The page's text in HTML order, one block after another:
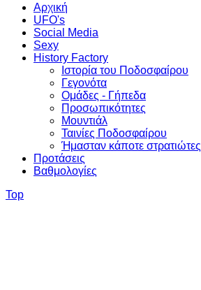
Αρχική
UFO's
Social Media
Sexy
History Factory
Ιστορία του Ποδοσφαίρου
Γεγονότα
Ομάδες - Γήπεδα
Προσωπικότητες
Μουντιάλ
Ταινίες Ποδοσφαίρου
Ήμασταν κάποτε στρατιώτες
Προτάσεις
Βαθμολογίες
Top